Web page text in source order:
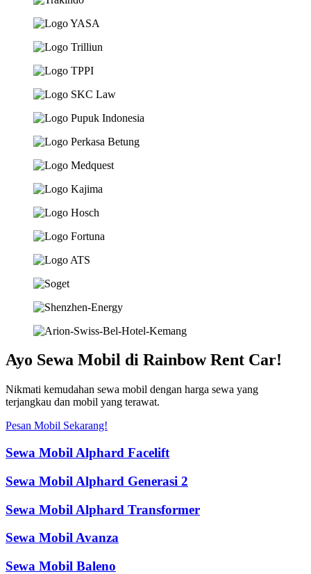
Ayo Sewa Mobil di Rainbow Rent Car!
Nikmati kemudahan sewa mobil dengan harga sewa yang
terjangkau dan mobil yang terawat.
Pesan Mobil Sekarang!
Sewa Mobil Alphard Facelift
Sewa Mobil Alphard Generasi 2
Sewa Mobil Alphard Transformer
Sewa Mobil Avanza
Sewa Mobil Baleno